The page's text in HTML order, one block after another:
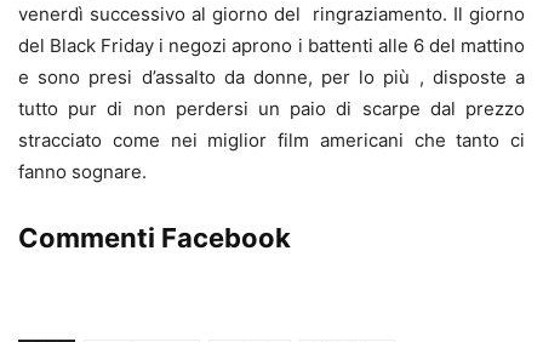
venerdì successivo al giorno del ringraziamento. Il giorno
del Black Friday i negozi aprono i battenti alle 6 del mattino
e sono presi d’assalto da donne, per lo più , disposte a
tutto pur di non perdersi un paio di scarpe dal prezzo
stracciato come nei miglior film americani che tanto ci
fanno sognare.
Commenti Facebook